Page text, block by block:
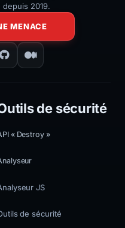
2019.
MENACE
de sécurité
« Destroy »
JS
de sécurité